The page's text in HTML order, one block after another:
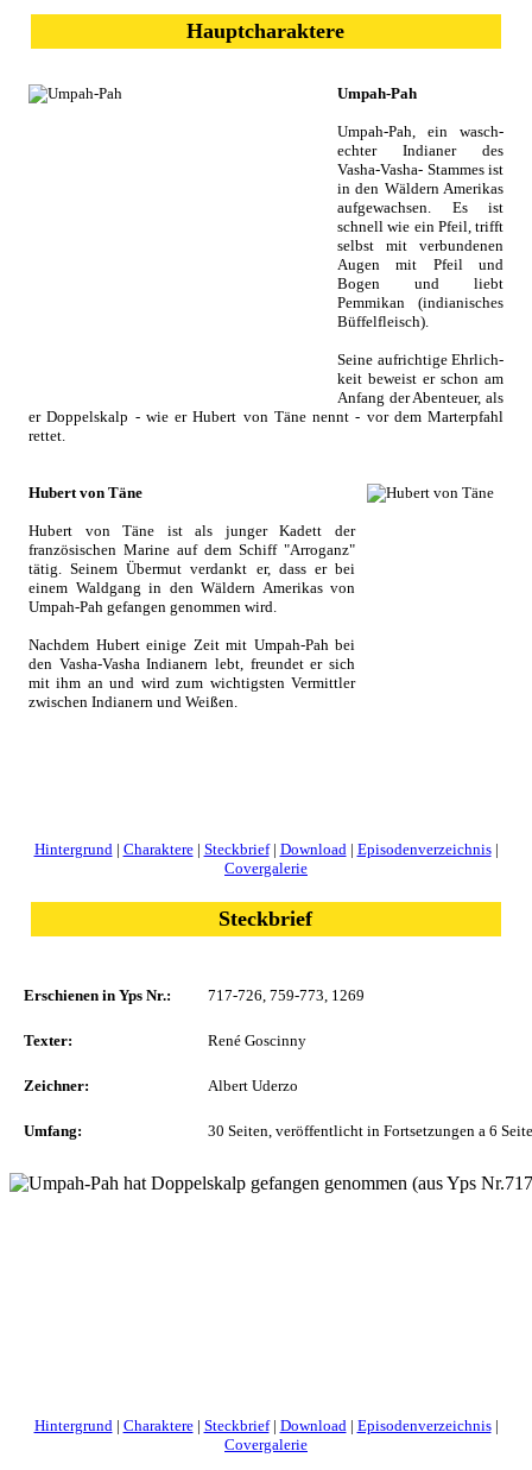
Hauptcharaktere
Umpah-Pah
Umpah-Pah, ein wasch­
ech­ter Indianer des
Vasha-Vasha- Stammes ist
in den Wäldern Amerikas
aufgewachsen. Es ist
schnell wie ein Pfeil, trifft
selbst mit ver­bun­den­en
Augen mit Pfeil und
Bogen und liebt
Pemmikan (indi­an­isches
Büf­fel­fleisch).
Seine auf­rich­tige Ehr­lich­
keit beweist er schon am
Anfang der Abenteuer, als
er Doppelskalp - wie er Hubert von Täne nennt - vor dem Marterpfahl
rettet.
Hubert von Täne
Hubert von Täne ist als junger Kadett der
französischen Marine auf dem Schiff "Arroganz"
tätig. Seinem Übermut verdankt er, dass er bei
einem Waldgang in den Wäldern Amerikas von
Umpah-Pah gefangen genommen wird.
Nachdem Hubert einige Zeit mit Umpah-Pah bei
den Vasha-Vasha Indianern lebt, freundet er sich
mit ihm an und wird zum wichtigsten Vermittler
zwischen Indianern und Weißen.
Hintergrund| Charaktere| Steckbrief| Download| Episodenverzeichnis|
Covergalerie
Steckbrief
Erschienen in Yps Nr.: 717-726, 759-773, 1269
Texter: René Goscinny
Zeichner: Albert Uderzo
Umfang: 30 Seiten, veröffentlicht in Fortsetzungen a 6
Hintergrund| Charaktere| Steckbrief| Download| Episodenverzeichnis|
Covergalerie